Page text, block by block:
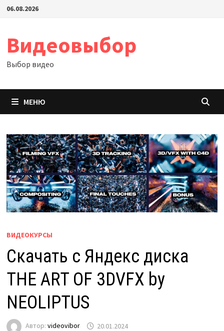
Перейти
06.08.2026
Видеовыбор
Выбор видео
МЕНЮ
ВИДЕОКУРСЫ
Скачать с Яндекс диска
THE ART OF 3DVFX by
NEOLIPTUS
Автор: videovibor 20.01.2024